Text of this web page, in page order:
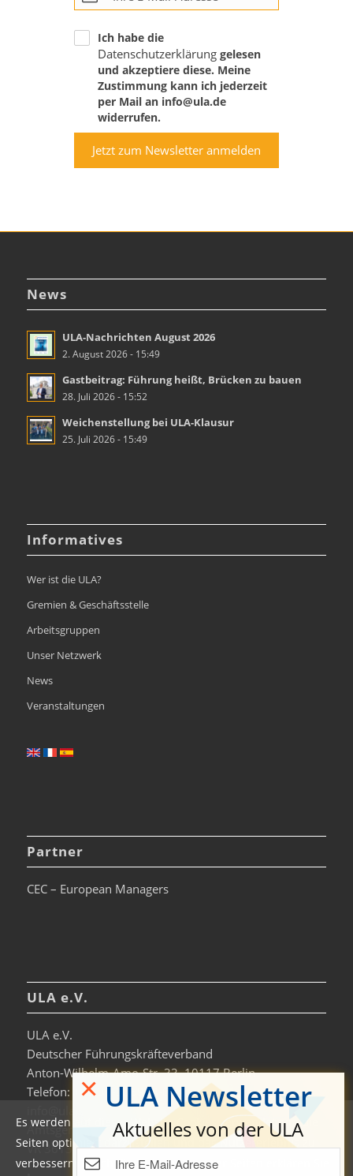
Jetzt zum Newsletter anmelden
Ich habe die
Datenschutzerklärung gelesen
und akzeptiere diese. Meine
Zustimmung kann ich jederzeit
per Mail an info@ula.de
widerrufen.
News
ULA-Nachrichten August 2026
2. August 2026 - 15:49
Gastbeitrag: Führung heißt, Brücken zu bauen
28. Juli 2026 - 15:52
Weichenstellung bei ULA-Klausur
25. Juli 2026 - 15:49
Informatives
Wer ist die ULA?
Gremien & Geschäftsstelle
Arbeitsgruppen
Unser Netzwerk
News
Veranstaltungen
Partner
CEC – European Managers
ULA e.V.
ULA e.V.
Deutscher Führungskräfteverband
Anton-Wilhelm-Amo-Str. 33, 10117 Berlin
Telefon: +49 30-306963-0
Amtsgericht Charlottenburg
VR 36138 B
Es werden auf dieser Website Cookies verwendet, um die
Seiten optimiert darzustellen und das Nutzererlebnis zu
verbessern. Durch die Nutzung unserer Seiten erklären Sie
ULA Newsletter
Aktuelles von der ULA
×